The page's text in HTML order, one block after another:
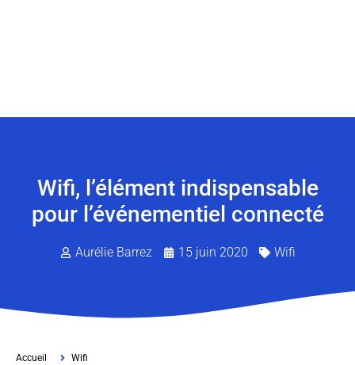
Wifi, l’élément indispensable
pour l’événementiel connecté
Aurélie Barrez 15 juin 2020 Wifi
Accueil
Wifi